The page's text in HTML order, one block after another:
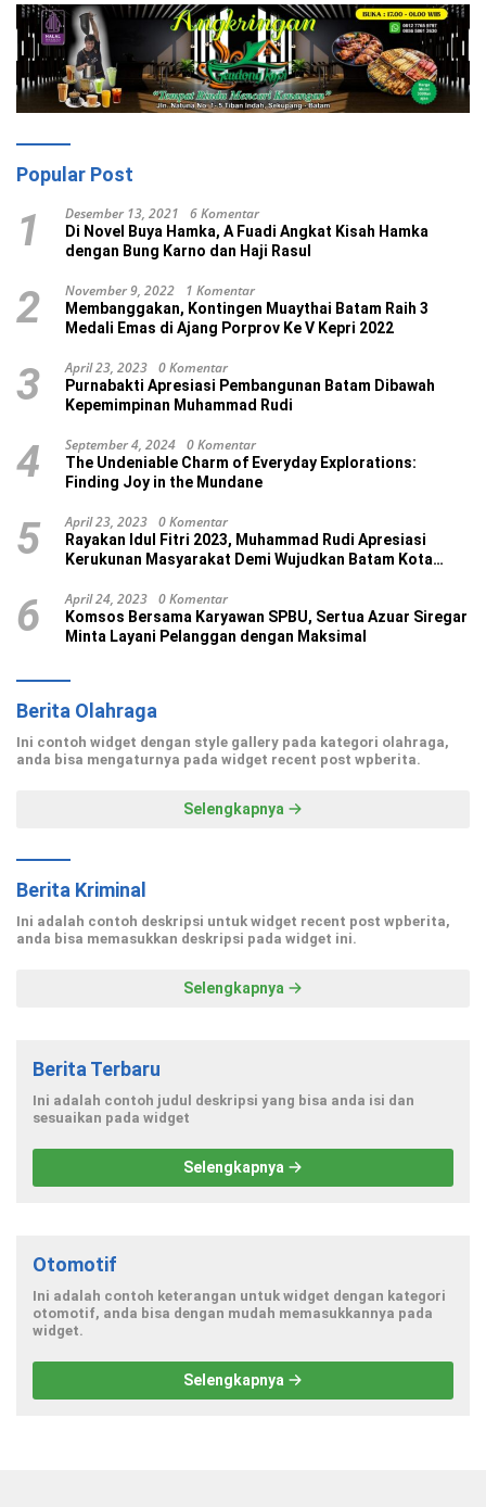
Popular Post
1 Desember 13, 2021 6 Komentar
Di Novel Buya Hamka, A Fuadi Angkat Kisah Hamka
dengan Bung Karno dan Haji Rasul
2 November 9, 2022 1 Komentar
Membanggakan, Kontingen Muaythai Batam Raih 3
Medali Emas di Ajang Porprov Ke V Kepri 2022
3 April 23, 2023 0 Komentar
Purnabakti Apresiasi Pembangunan Batam Dibawah
Kepemimpinan Muhammad Rudi
4 September 4, 2024 0 Komentar
The Undeniable Charm of Everyday Explorations:
Finding Joy in the Mundane
5 April 23, 2023 0 Komentar
Rayakan Idul Fitri 2023, Muhammad Rudi Apresiasi
Kerukunan Masyarakat Demi Wujudkan Batam Kota
6 April 24, 2023 0 Komentar
Komsos Bersama Karyawan SPBU, Sertua Azuar Siregar
Minta Layani Pelanggan dengan Maksimal
Berita Olahraga
Ini contoh widget dengan style gallery pada kategori olahraga,
anda bisa mengaturnya pada widget recent post wpberita.
Selengkapnya
Berita Kriminal
Ini adalah contoh deskripsi untuk widget recent post wpberita,
anda bisa memasukkan deskripsi pada widget ini.
Selengkapnya
Berita Terbaru
Ini adalah contoh judul deskripsi yang bisa anda isi dan
sesuaikan pada widget
Selengkapnya
Otomotif
Ini adalah contoh keterangan untuk widget dengan kategori
otomotif, anda bisa dengan mudah memasukkannya pada
widget.
Selengkapnya